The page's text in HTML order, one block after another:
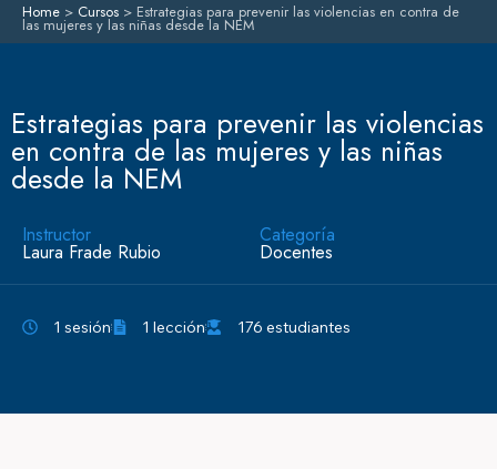
Home > Cursos > Estrategias para prevenir las violencias en contra de
las mujeres y las niñas desde la NEM
Estrategias para prevenir las violencias
en contra de las mujeres y las niñas
desde la NEM
Instructor
Laura Frade Rubio
Categoría
Docentes
1 sesión 1 lección 176 estudiantes